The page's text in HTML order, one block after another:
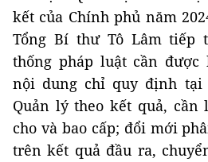
kết của Chính phủ năm
Tổng Bí thư Tô Lâm tiếp
thống pháp luật cần
nội dung chỉ quy định tại
Quản lý theo kết quả,
cho và bao cấp; đổi mới
trên kết quả đầu ra,